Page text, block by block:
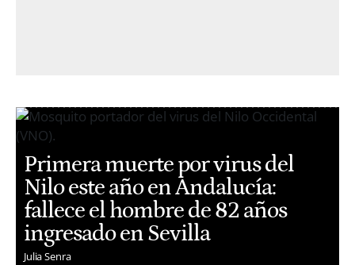
Primera muerte por virus del
Nilo este año en Andalucía:
fallece el hombre de 82 años
ingresado en Sevilla
Julia Senra